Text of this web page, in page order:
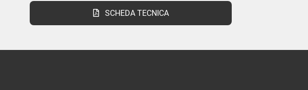
SCHEDA TECNICA